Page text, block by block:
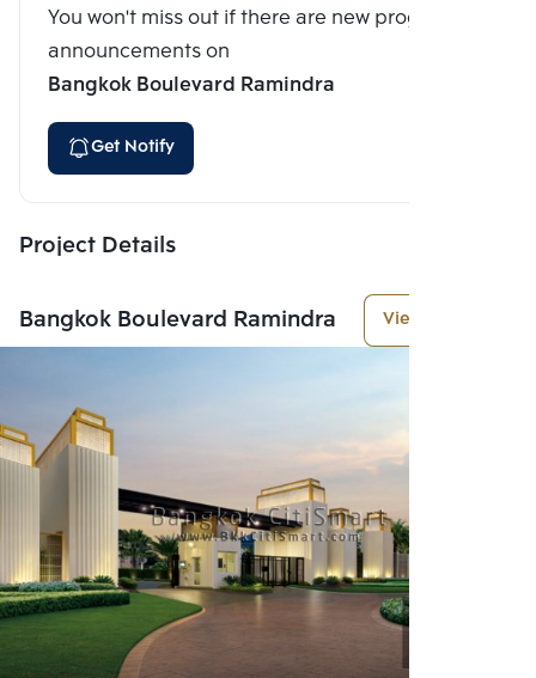
You won't miss out if there are new program
announcements on
Bangkok Boulevard Ramindra
Get Notify
Project Details
Bangkok Boulevard Ramindra View More